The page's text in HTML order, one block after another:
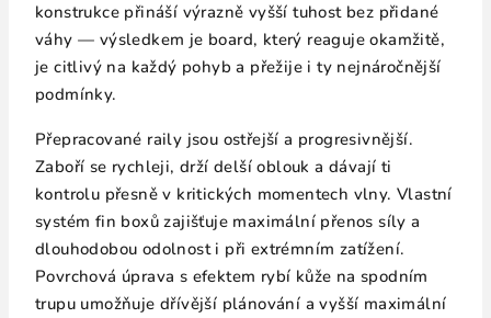
konstrukce přináší výrazně vyšší tuhost bez přidané
váhy — výsledkem je board, který reaguje okamžitě,
je citlivý na každý pohyb a přežije i ty nejnáročnější
podmínky.
Přepracované raily jsou ostřejší a progresivnější.
Zaboří se rychleji, drží delší oblouk a dávají ti
kontrolu přesně v kritických momentech vlny. Vlastní
systém fin boxů zajišťuje maximální přenos síly a
dlouhodobou odolnost i při extrémním zatížení.
Povrchová úprava s efektem rybí kůže na spodním
trupu umožňuje dřívější plánování a vyšší maximální